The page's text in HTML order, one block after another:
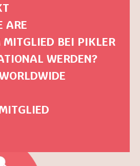
ARE
BEI PIKLER
WERDEN?